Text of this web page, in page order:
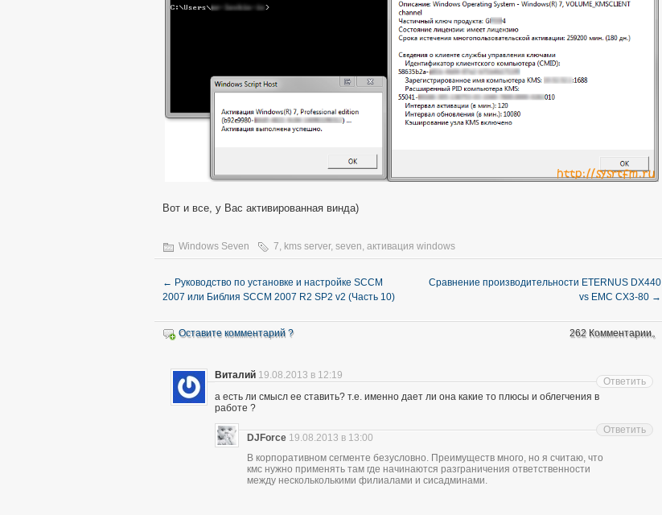
Вот и все, у Вас активированная винда)
Windows Seven 7 kms server, seven активация windows
← Руководство по установке и настройке SCCM
2007 или Библия SCCM 2007 R2 SP2 v2 (Часть 10)
Сравнение производительности ETERNUS DX440
vs EMC CX3-80 →
Оставите комментарий ? 262 Комментарии。
Виталий 19.08.2013 в 12:19
а есть ли смысл ее ставить? т.е. именно дает ли она какие то плюсы и облегчения в
работе ?
Ответить
DJForce 19.08.2013 в 13:00
В корпоративном сегменте безусловно. Преимуществ много, но я считаю, что
кмс нужно применять там где начинаются разграничения ответственности
между нескольколькими филиалами и сисадминами.
Ответить